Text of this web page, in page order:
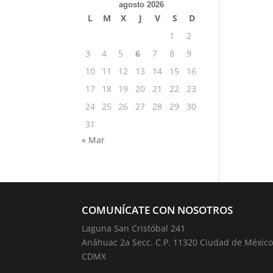
agosto 2026
L M X J V S
D
1
2
3
4 5 6 7 8
9
10
11 12 13 14 15
16
17
18 19 20 21 22
23
24 25 26 27 28 29
30
31
« Mar
COMUNÍCATE CON NOSOTROS
Laguna San Cristóbal 241
Anáhuac 2a Secc. C.P. 11320 Ciudad de
CDMX